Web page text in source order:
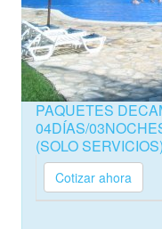
PAQUETES
04DÍAS/
(SOLO SERVICIOS)
Cotizar ahora